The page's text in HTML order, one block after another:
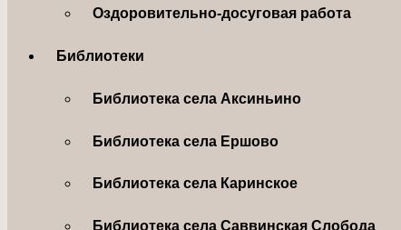
Оздоровительно-досуговая работа
Библиотеки
Библиотека села Аксиньино
Библиотека села Ершово
Библиотека села Каринское
Библиотека села Саввинская Слобода